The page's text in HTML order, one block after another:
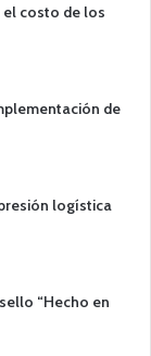
el costo de los
de
logística
“Hecho en